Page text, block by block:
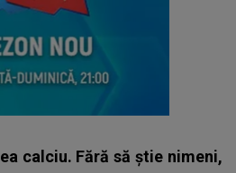
calciu. Fără să știe nimeni,